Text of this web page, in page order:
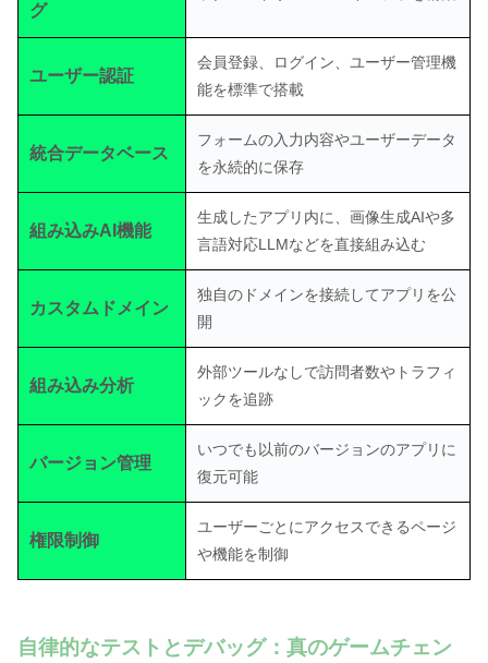
グ
ユーザー認証
会員登録、ログイン、ユーザー管理機
能を標準で搭載
統合データベース
フォームの入力内容やユーザーデータ
を永続的に保存
組み込みAI機能
生成したアプリ内に、画像生成AIや多
言語対応LLMなどを直接組み込む
カスタムドメイン
独自のドメインを接続してアプリを公
開
組み込み分析
外部ツールなしで訪問者数やトラフィ
ックを追跡
バージョン管理
いつでも以前のバージョンのアプリに
復元可能
権限制御
ユーザーごとにアクセスできるページ
や機能を制御
自律的なテストとデバッグ：真のゲームチェン